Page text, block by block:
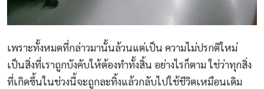
เพราะทั้งหมดที่กล่าวมานั้นล้วนแต่เป็น ความไม่ปรกติใหม่
เป็นสิ่งที่เราถูกบังคับให้ต้องทำทั้งสิ้น อย่างไรก็ตาม ใช่ว่าทุกสิ่ง
ที่เกิดขึ้นในช่วงนี้จะถูกละทิ้งแล้วกลับไปใช้ชีวิตเหมือนเดิม